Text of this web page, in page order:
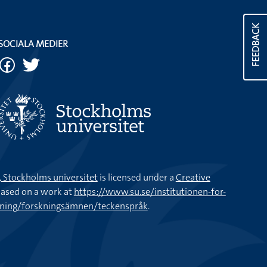
FEEDBACK
MEDIER
universitetis licensed under aCreative
on a work athttps://www.su.se/institutionen-for-
forskningsämnen/teckenspråk.